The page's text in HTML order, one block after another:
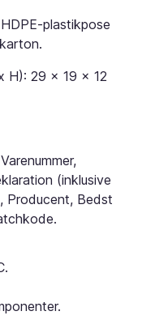
plastikpose
H): 29 x 19 x 12
Varenummer,
(inklusive
Producent, Bedst